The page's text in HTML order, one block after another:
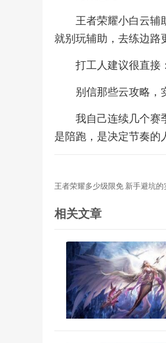
王者荣耀小白云辅
就别玩辅助，去练边路
打工人建议很直接
别信那些云攻略，
我自己连续几个赛
是陪跑，是决定节奏的
王者荣耀多少级限免 新手避坑的
相关文章